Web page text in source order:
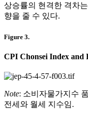
상승률의 현격한 격차
향을 줄 수 있다.
Figure 3.
CPI Chonsei Index and
Note: 소비자물가지수
전세와 월세 지수임.